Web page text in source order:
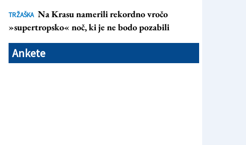
TRŽAŠKA Na Krasu namerili rekordno vročo
»supertropsko« noč, ki je ne bodo pozabili
Ankete